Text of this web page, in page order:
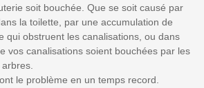
soit bouchée. Que se soit causé par
la toilette, par une accumulation de
qui obstruent les canalisations, ou dans
vos canalisations soient bouchées par les
le problème en un temps record.